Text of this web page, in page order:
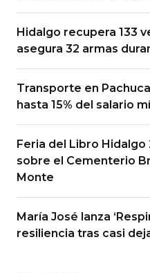
Hidalgo recupera 133
asegura 32 armas
Transporte en
hasta 15% del salario
Feria del Libro
sobre el Cementerio
Monte
María José lanza
resiliencia tras casi